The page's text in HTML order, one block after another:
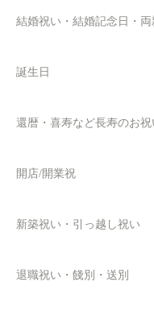
結婚祝い・結婚記念日・両
誕生日
還暦・喜寿など長寿のお祝
開店/開業祝
新築祝い・引っ越し祝い
退職祝い・餞別・送別